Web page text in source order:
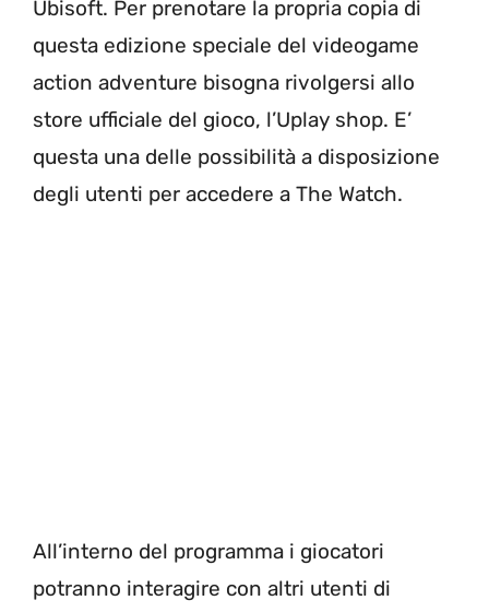
Ubisoft. Per prenotare la propria copia di
questa edizione speciale del videogame
action adventure bisogna rivolgersi allo
store ufficiale del gioco, l’Uplay shop. E’
questa una delle possibilità a disposizione
degli utenti per accedere a The Watch.
All’interno del programma i giocatori
potranno interagire con altri utenti di